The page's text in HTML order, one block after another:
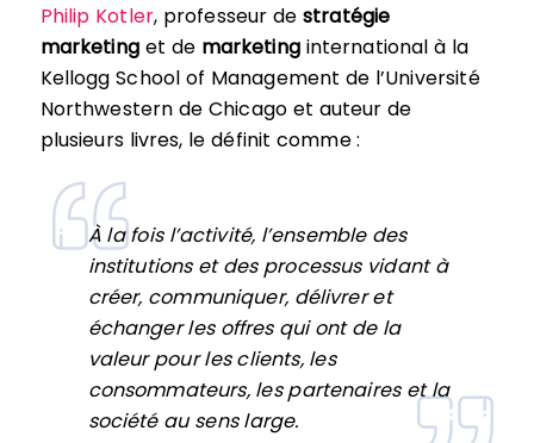
Philip Kotler, professeur de stratégie
marketinget de marketinginternational à la
Kellogg School of Management de l’Université
Northwestern de Chicago et auteur de
plusieurs livres, le définit comme :
À la fois l’activité, l’ensemble des
institutions et des processus vidant à
créer, communiquer, délivrer et
échanger les offres qui ont de la
valeur pour les clients, les
consommateurs, les partenaires et la
société au sens large.